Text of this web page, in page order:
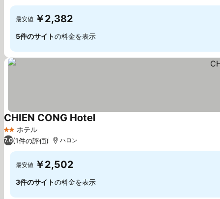
最安値 ￥2,382
5件のサイトの料金を表示
2 ホテルのランク
ホテル
CHIEN CONG Hotel料金を表示
7.0(1件の評価) ハロン
最安値 ￥2,502
3件のサイトの料金を表示